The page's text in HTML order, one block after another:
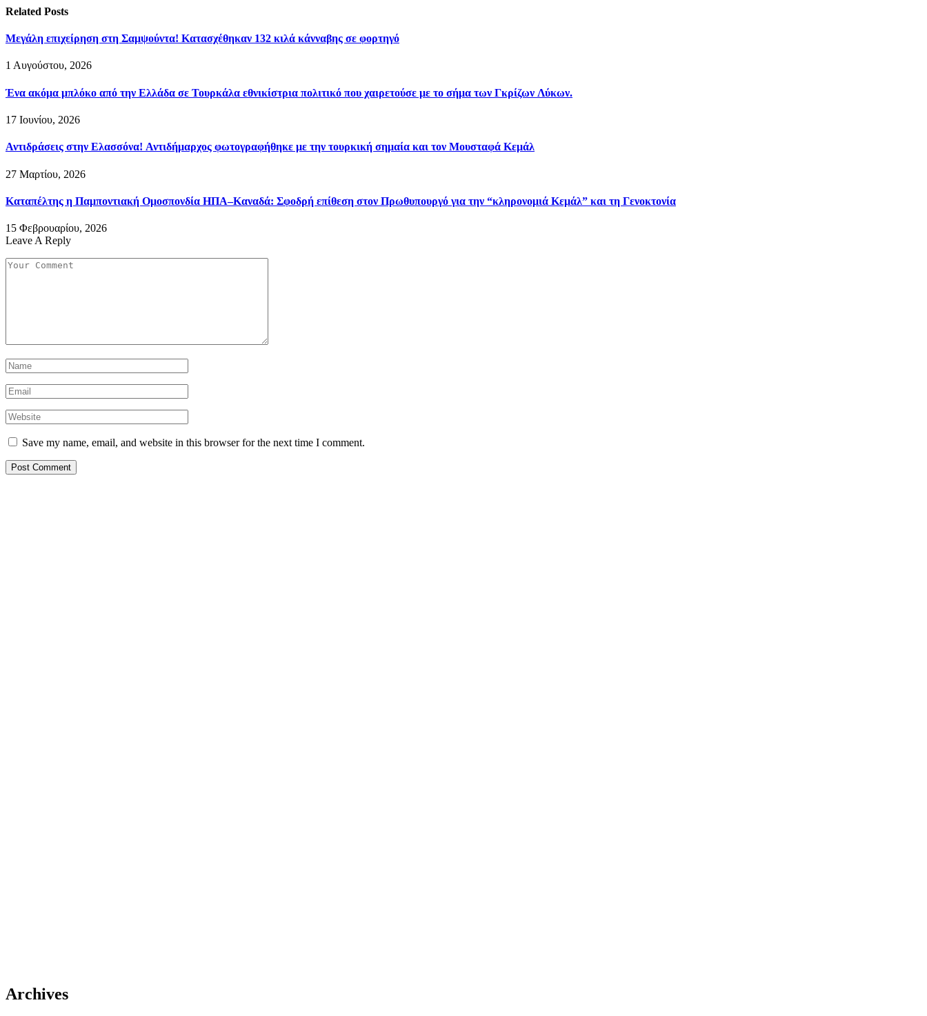
Related Posts
Μεγάλη επιχείρηση στη Σαμψούντα! Κατασχέθηκαν 132 κιλά κάνναβης σε φορτηγό
1 Αυγούστου, 2026
Ένα ακόμα μπλόκο από την Ελλάδα σε Τουρκάλα εθνικίστρια πολιτικό που χαιρετούσε με το σήμα των Γκρίζων Λύκων.
17 Ιουνίου, 2026
Αντιδράσεις στην Ελασσόνα! Αντιδήμαρχος φωτογραφήθηκε με την τουρκική σημαία και τον Μουσταφά Κεμάλ
27 Μαρτίου, 2026
Καταπέλτης η Παμποντιακή Ομοσπονδία ΗΠΑ–Καναδά: Σφοδρή επίθεση στον Πρωθυπουργό για την “κληρονομιά Κεμάλ” και τη Γενοκτονία
15 Φεβρουαρίου, 2026
Leave A Reply
Save my name, email, and website in this browser for the next time I comment.
Archives